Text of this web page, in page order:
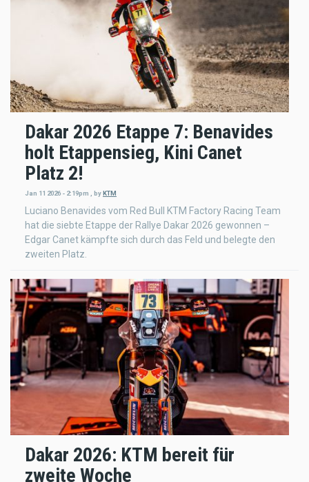
Dakar 2026 Etappe 7: Benavides
holt Etappensieg, Kini Canet
Platz 2!
Jan 11 2026 - 2:19pm byKTM
Luciano Benavides vom Red Bull KTM Factory Racing Team
hat die siebte Etappe der Rallye Dakar 2026 gewonnen –
Edgar Canet kämpfte sich durch das Feld und belegte den
zweiten Platz.
Dakar 2026: KTM bereit für
zweite Woche